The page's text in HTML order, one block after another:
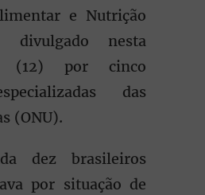
e Nutrição
divulgado nesta
(12) por cinco
das
(ONU).
dez brasileiros
por situação de